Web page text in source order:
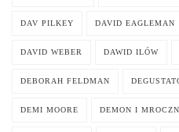
DAV PILKEY DAVID EAGLEMAN
DAVID WEBER DAWID ILÓW
DEBORAH FELDMAN
DEMI MOORE DEMON I